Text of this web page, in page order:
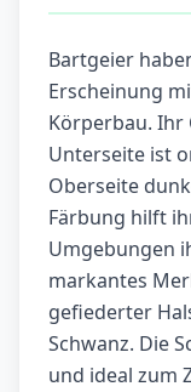
Bartgeier
Erscheinung
Körperbau. Ihr
Unterseite ist
Oberseite
Färbung hilft
Umgebungen
markantes
gefiederter
Schwanz. Die
und ideal zum